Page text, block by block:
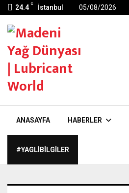
24.4 C İstanbul 05/08/2026
ANASAYFA HABERLER
#YAGLIBILGILER